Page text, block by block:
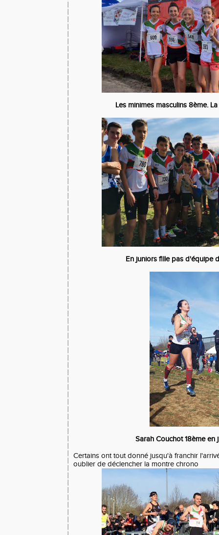
Les minimes masculins 8ème.
En juniors fille pas d'équipe
Sarah Couchot 18ème en
Certains ont tout donné jusqu'à franchir
oublier de déclencher la montre chrono